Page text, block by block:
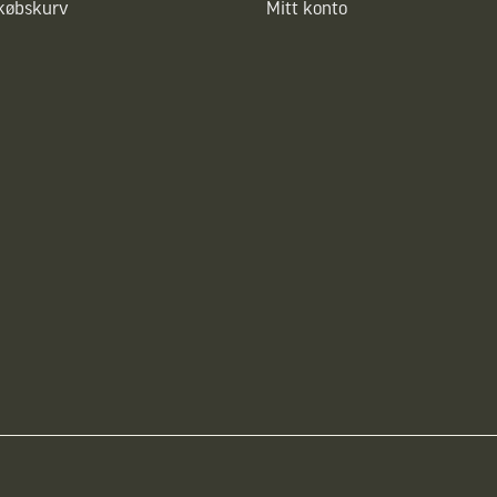
Mitt konto